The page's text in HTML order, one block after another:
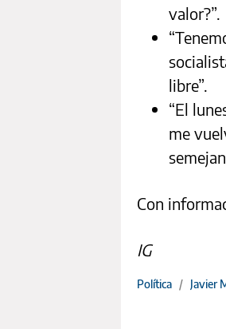
valor?”.
libre”.
“El
me
Con
IG
Política / Javier